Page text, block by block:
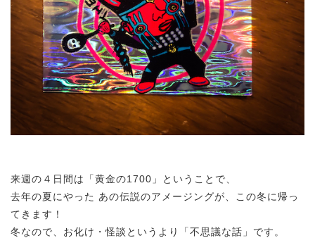
来週の４日間は「黄金の1700」ということで、
去年の夏にやった あの伝説のアメージングが、この冬に帰っ
てきます！
冬なので、お化け・怪談というより「不思議な話」です。